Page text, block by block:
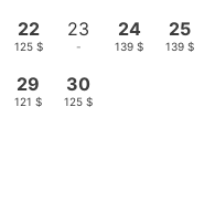
22
125 $
23
-
24
139 $
25
139 $
29
121 $
30
125 $